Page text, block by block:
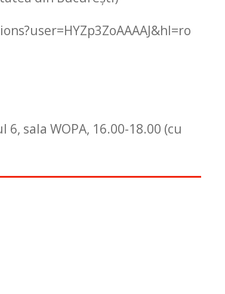
sala WOPA, 16.00-18.00 (cu